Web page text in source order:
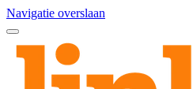
Navigatie overslaan